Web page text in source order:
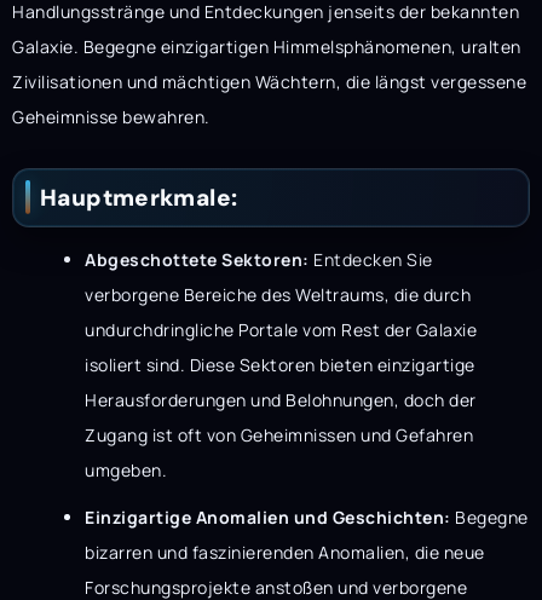
Handlungsstränge und Entdeckungen jenseits der bekannten
Galaxie. Begegne einzigartigen Himmelsphänomenen, uralten
Zivilisationen und mächtigen Wächtern, die längst vergessene
Geheimnisse bewahren.
Hauptmerkmale:
Abgeschottete Sektoren: Entdecken Sie
verborgene Bereiche des Weltraums, die durch
undurchdringliche Portale vom Rest der Galaxie
isoliert sind. Diese Sektoren bieten einzigartige
Herausforderungen und Belohnungen, doch der
Zugang ist oft von Geheimnissen und Gefahren
umgeben.
Einzigartige Anomalien und Geschichten: Begegne
bizarren und faszinierenden Anomalien, die neue
Forschungsprojekte anstoßen und verborgene